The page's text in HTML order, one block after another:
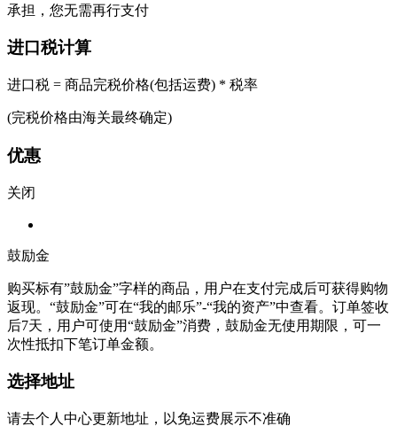
承担，您无需再行支付
进口税计算
进口税 = 商品完税价格(包括运费) * 税率
(完税价格由海关最终确定)
优惠
关闭
鼓励金
购买标有”鼓励金”字样的商品，用户在支付完成后可获得购物
返现。“鼓励金”可在“我的邮乐”-“我的资产”中查看。订单签收
后7天，用户可使用“鼓励金”消费，鼓励金无使用期限，可一
次性抵扣下笔订单金额。
选择地址
请去个人中心更新地址，以免运费展示不准确